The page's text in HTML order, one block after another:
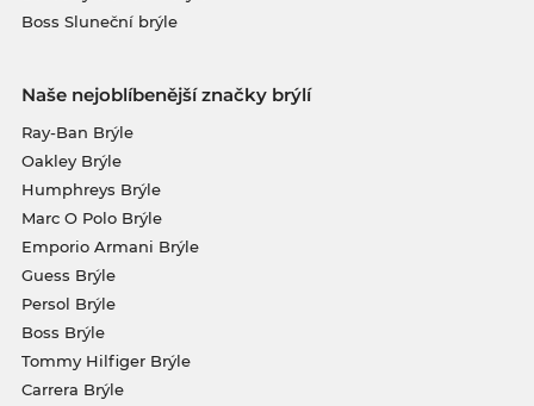
Boss Sluneční brýle
Naše nejoblíbenější značky brýlí
Ray-Ban Brýle
Oakley Brýle
Humphreys Brýle
Marc O Polo Brýle
Emporio Armani Brýle
Guess Brýle
Persol Brýle
Boss Brýle
Tommy Hilfiger Brýle
Carrera Brýle